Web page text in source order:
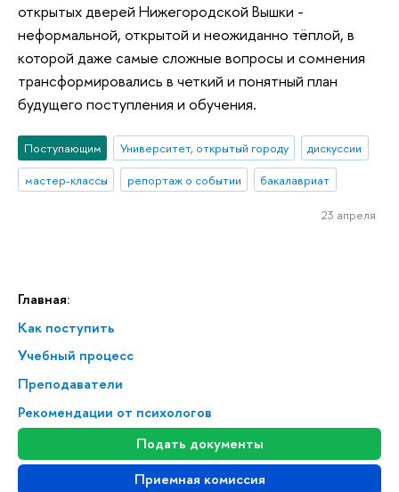
Главная:
Как поступить
Учебный процесс
Преподаватели
Рекомендации от психологов
Подать документы
Приемная комиссия
открытых дверей Нижегородской Вышки -
неформальной, открытой и неожиданно тёплой, в
которой даже самые сложные вопросы и сомнения
трансформировались в четкий и понятный план
будущего поступления и обучения.
Поступающим Университет, открытый городу
дискуссии
мастер-классы
репортаж о событии бакалавриат
23 апреля